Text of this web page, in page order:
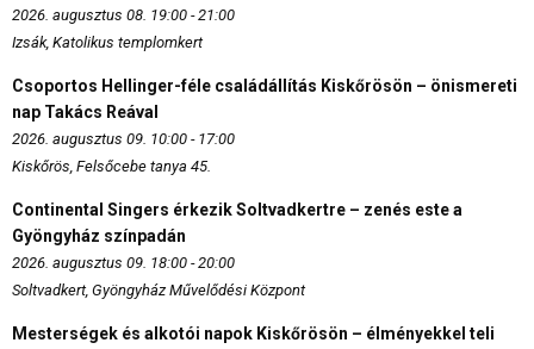
2026. augusztus 08. 19:00 - 21:00
Izsák, Katolikus templomkert
Csoportos Hellinger-féle családállítás Kiskőrösön – önismereti
nap Takács Reával
2026. augusztus 09. 10:00 - 17:00
Kiskőrös, Felsőcebe tanya 45.
Continental Singers érkezik Soltvadkertre – zenés este a
Gyöngyház színpadán
2026. augusztus 09. 18:00 - 20:00
Soltvadkert, Gyöngyház Művelődési Központ
Mesterségek és alkotói napok Kiskőrösön – élményekkel teli